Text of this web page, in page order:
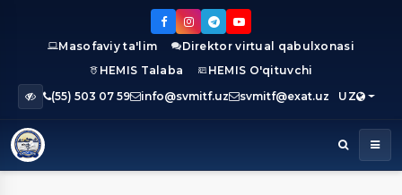
Masofaviy ta'lim
Direktor virtual qabulxonasi
HEMIS Talaba
HEMIS O'qituvchi
(55) 503 07 59
info@svmitf.uz svmitf@exat.uz UZ